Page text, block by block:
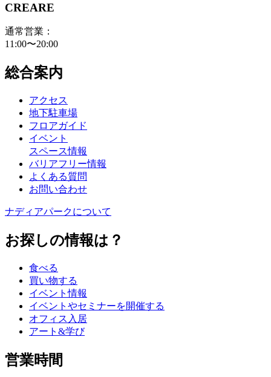
CREARE
通常営業：
11:00〜20:00
総合案内
アクセス
地下駐車場
フロアガイド
イベント
スペース情報
バリアフリー情報
よくある質問
お問い合わせ
ナディアパークについて
お探しの情報は？
食べる
買い物する
イベント情報
イベントやセミナーを開催する
オフィス入居
アート&学び
営業時間